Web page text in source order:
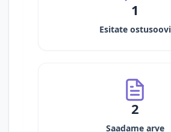
1
Esitate ostusoovi
2
Saadame arve